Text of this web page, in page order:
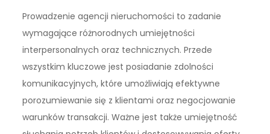
Prowadzenie agencji nieruchomości to zadanie
wymagające różnorodnych umiejętności
interpersonalnych oraz technicznych. Przede
wszystkim kluczowe jest posiadanie zdolności
komunikacyjnych, które umożliwiają efektywne
porozumiewanie się z klientami oraz negocjowanie
warunków transakcji. Ważne jest także umiejętność